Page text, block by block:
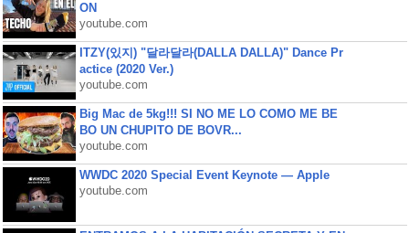
ON
youtube.com
ITZY(있지) "달라달라(DALLA DALLA)" Dance Pr
actice (2020 Ver.)
youtube.com
Big Mac de 5kg!!! SI NO ME LO COMO ME BE
BO UN CHUPITO DE BOVR...
youtube.com
WWDC 2020 Special Event Keynote — Apple
youtube.com